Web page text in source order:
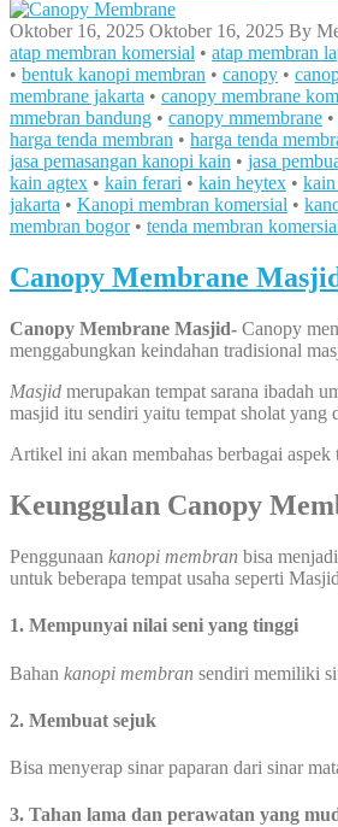
Oktober 16, 2025 Oktober 16, 2025 By
atap membran komersial • atap membran
• bentuk kanopi membran • canopy •
membrane jakarta • canopy membrane
mmebran bandung • canopy mmembrane •
harga tenda membran • harga tenda
jasa pemasangan kanopi kain • jasa
kain agtex • kain ferari • kain heytex •
jakarta • Kanopi membran komersial •
membran bogor• tenda membran
Canopy Membrane
Canopy Membrane Masjid- Canopy
menggabungkan keindahan tradisional
Masjid merupakan tempat sarana ibadah
masjid itu sendiri yaitu tempat sholat yang
Artikel ini akan membahas berbagai
Keunggulan Canopy
Penggunaan kanopi membran bisa
untuk beberapa tempat usaha seperti
1. Mempunyai nilai seni yang tinggi
Bahan kanopi membran sendiri memiliki
2. Membuat sejuk
Bisa menyerap sinar paparan dari sinar
3. Tahan lama dan perawatan yang